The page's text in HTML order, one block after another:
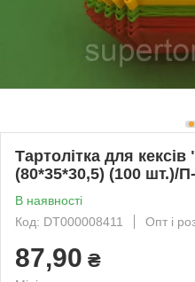
Тартолітка для
(80*35*30,5) (100 шт.)/
В наявності
Код: DT000008411
Опт і
87,90 ₴